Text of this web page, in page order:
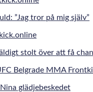
”Jag tror på mig själv”
stolt över att få
glädjebeskedet